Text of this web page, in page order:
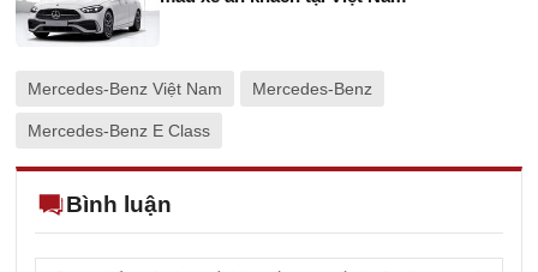
Mercedes-Benz Việt Nam Mercedes-Benz
Mercedes-Benz E Class
Bình luận